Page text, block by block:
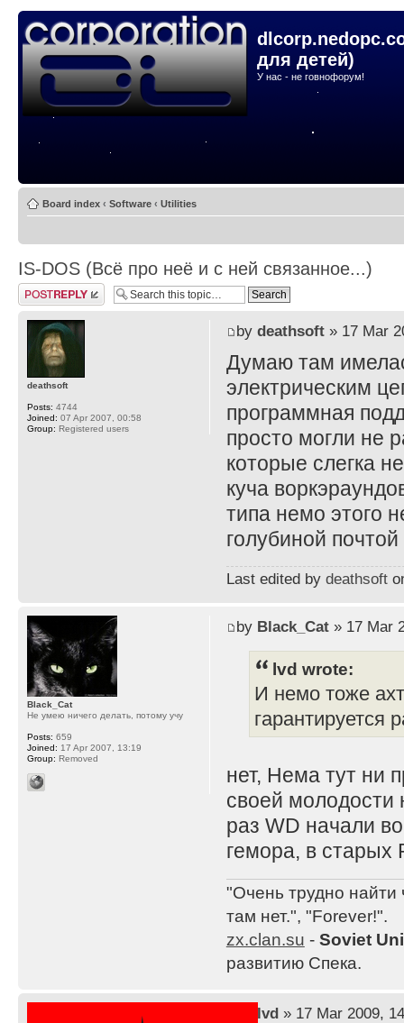
для детей)
У нас - не говнофорум!
Board index ‹ Software ‹ Utilities
IS-DOS (Всё про неё и с ней связанное...)
Post a reply
by deathsoft» 17 Mar
Думаю там
электрическим
программная
просто могли не
которые слегка
куча
типа немо этого
голубиной
Last edited by deathsoft
deathsoft
Posts: 4744
Joined: 07 Apr 2007, 00:58
Group: Registered users
by Black_Cat» 17 Mar
lvd wrote:
И немо тоже
гарантируется
нет, Нема тут ни
своей молодости
раз WD начали
гемора, в старых
"Очень трудно найти
там нет.", "Forever!".
zx.clan.su - Soviet
развитию Спека.
Black_Cat
Не умею ничего делать, потому учу
Posts: 659
Joined: 17 Apr 2007, 13:19
Group: Removed
lvd» 17 Mar 2009,